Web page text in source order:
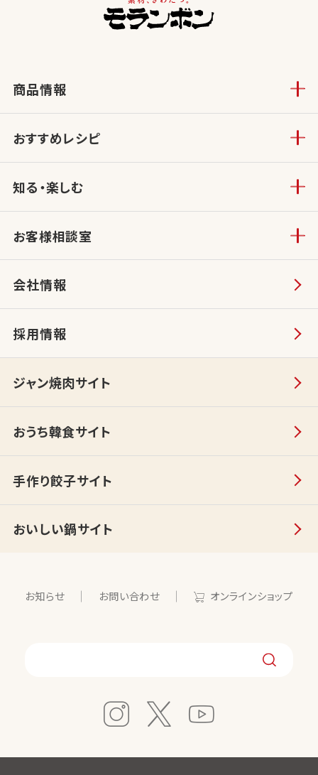
商品情報
おすすめレシピ
知る・楽しむ
お客様相談室
会社情報
採用情報
ジャン焼肉サイト
おうち韓食サイト
手作り餃子サイト
おいしい鍋サイト
お知らせ お問い合わせ オンラインショップ